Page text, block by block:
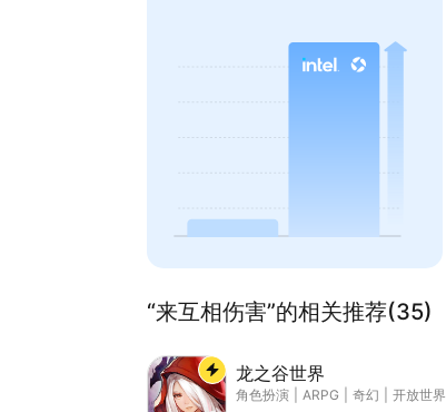
“来互相伤害”的相关推荐(35)
龙之谷世界
角色扮演 ARPG 奇幻
开放世界